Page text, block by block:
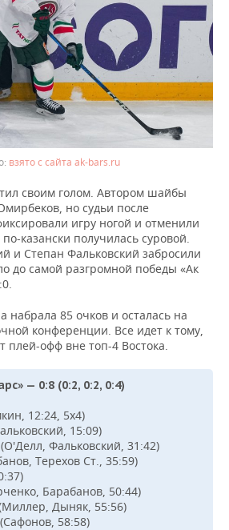
взято с сайта ak-bars.ru
своим голом. Автором шайбы
но судьи после
игру ногой и отменили
казански получилась суровой.
и Степан Фальковский забросили
до самой разгромной победы «Ак
набрала 85 очков и осталась на
конференции. Все идет к тому,
плей-офф вне топ-4 Востока.
— 0:8 (0:2, 0:2, 0:4)
12:24, 5х4)
15:09)
Фальковский, 31:42)
Терехов Ст., 35:59)
Барабанов, 50:44)
Дыняк, 55:56)
58:58)